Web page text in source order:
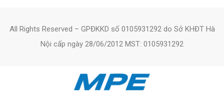
All Rights Reserved – GPĐKKD số 0105931292 do Sở KHĐT Hà
Nội cấp ngày 28/06/2012 MST: 0105931292